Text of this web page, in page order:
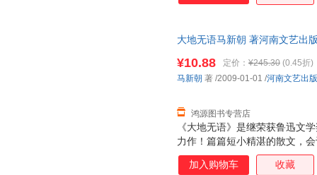
大地无语马新朝 著河南文艺出
《大地无语》是继荣获鲁迅文
力作！篇篇短小精湛的散文，
舍青瓦，里巷人生。
¥10.88 定价： ¥245.30 (0.45折)
鸿源图书专营店
马新朝 著 /2009-01-01 /河南文艺出
加入购物车 收藏